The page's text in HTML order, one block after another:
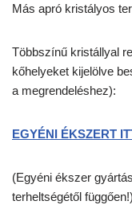
Más apró kristályos
Többszínű kristállyal
kőhelyeket kijelölve
a megrendeléshez):
EGYÉNI ÉKSZERT
(Egyéni ékszer
terheltségétől függően!)